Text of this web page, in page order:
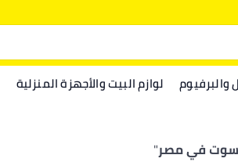
والبرفيوم لوازم البيت والأجهزة المنزلية
سوت في مصر"